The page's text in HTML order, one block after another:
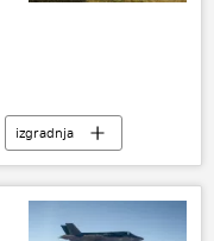
izgradnja
Društvo